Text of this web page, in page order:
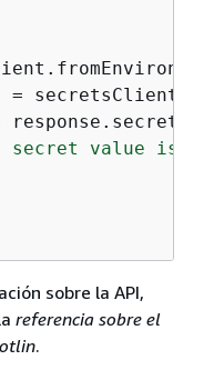
=
secret value is
sobre la API,
referencia sobre el
.